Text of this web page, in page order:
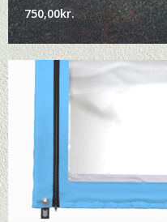
750,00kr.